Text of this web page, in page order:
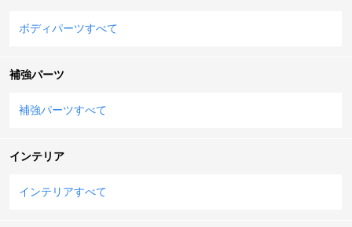
ボディパーツすべて
補強パーツ
補強パーツすべて
インテリア
インテリアすべて